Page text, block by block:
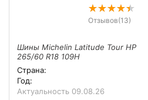
Отзывов(13)
Шины Michelin Latitude Tour HP
265/60 R18 109H
Страна:
Год:
Актуальность 09.08.26